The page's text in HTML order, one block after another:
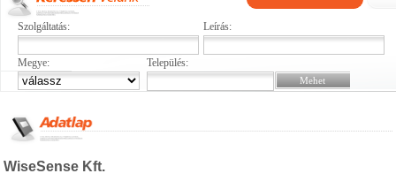
Szolgáltatás: Leírás:
Megye: Település:
WiseSense Kft.